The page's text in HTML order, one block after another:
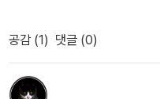
스와는 긍정적 의미로 비교
깝고, 루이스의 작품은 좀더 신
앙의 양면을 충분히 갖고 있으
하게 사용되었다는 공통점이
맞이한 빌보. 엉겁결에 그들
이 자신들의 땅과 보물을 차지
했음을 알게 되고, 등 떠밀리
만드는 멋진 모험 아닌가 그
의 삼촌 빌보는 자신의 의지로
에 맞썻다 무시다했지만 스스
바로 도둑중 최고의 도둑 절대
공감 (1) 댓글 (0)